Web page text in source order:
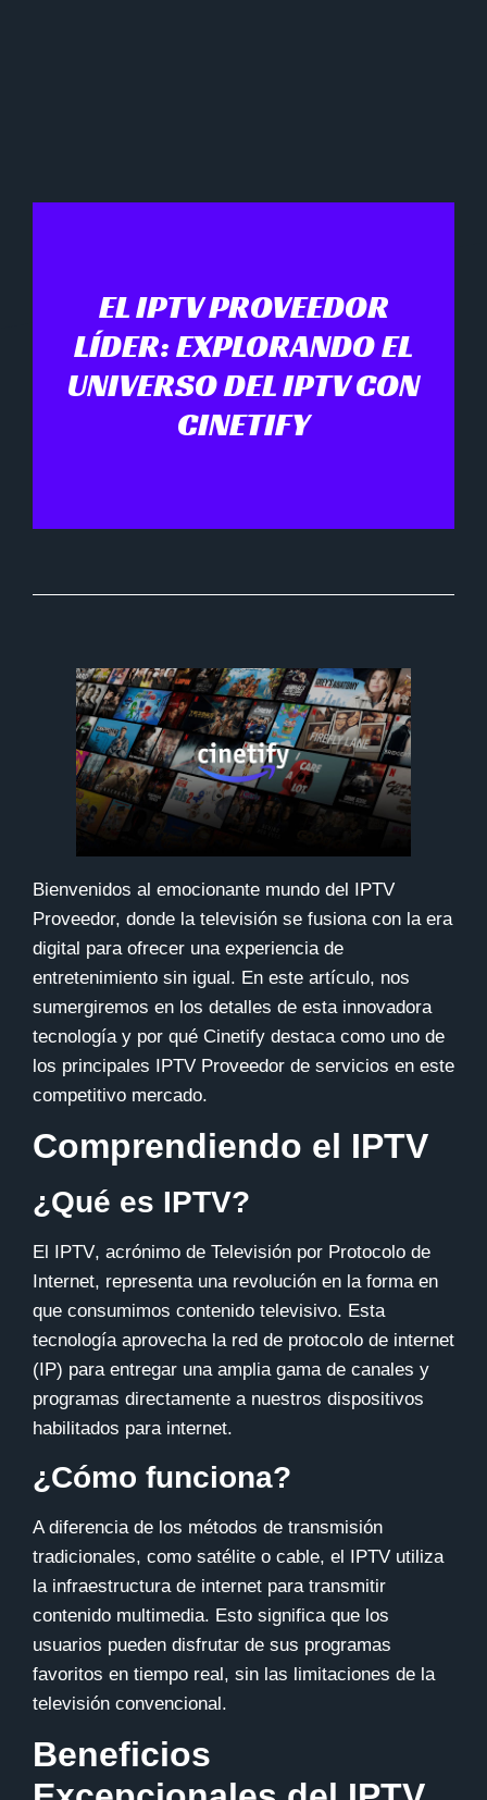
EL IPTV PROVEEDOR
LÍDER: EXPLORANDO EL
UNIVERSO DEL IPTV CON
CINETIFY
Bienvenidos al emocionante mundo del IPTV
Proveedor, donde la televisión se fusiona con la era
digital para ofrecer una experiencia de
entretenimiento sin igual. En este artículo, nos
sumergiremos en los detalles de esta innovadora
tecnología y por qué Cinetify destaca como uno de
los principales IPTV Proveedor de servicios en este
competitivo mercado.
Comprendiendo el IPTV
¿Qué es IPTV?
El IPTV, acrónimo de Televisión por Protocolo de
Internet, representa una revolución en la forma en
que consumimos contenido televisivo. Esta
tecnología aprovecha la red de protocolo de internet
(IP) para entregar una amplia gama de canales y
programas directamente a nuestros dispositivos
habilitados para internet.
¿Cómo funciona?
A diferencia de los métodos de transmisión
tradicionales, como satélite o cable, el IPTV utiliza
la infraestructura de internet para transmitir
contenido multimedia. Esto significa que los
usuarios pueden disfrutar de sus programas
favoritos en tiempo real, sin las limitaciones de la
televisión convencional.
Beneficios